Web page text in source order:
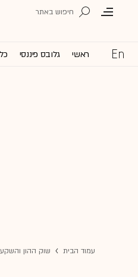
ראשי גלובס פיננסי
עמוד הבית שוק ההון